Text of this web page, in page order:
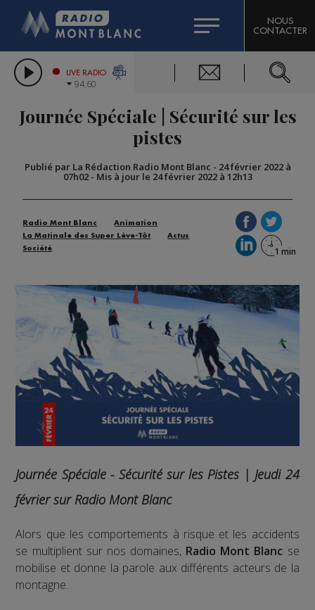
LES CHRONIQUES DE L'EXPERT
CITIZEN MACHINERY
GRAND MASSIF DOMAINES SKIABLES
BIGARD
COMPAGNIE DU MONT-BLANC
NOUS
CONTACTER
LIVE RADIO
94.60
Journée Spéciale | Sécurité sur les
pistes
Publié par La Rédaction Radio Mont Blanc - 24 février 2022 à
07h02- Mis à jour le 24 février 2022 à 12h13
Radio Mont Blanc
Animation
La Matinale des Super Lève-Tôt
Actus
Société
Journée Spéciale - Sécurité sur les Pistes | Jeudi 24
février sur Radio Mont Blanc
Alors que les comportements à risque et les accidents
se multiplient sur nos domaines, Radio Mont Blanc se
mobilise et donne la parole aux différents acteurs de la
montagne.